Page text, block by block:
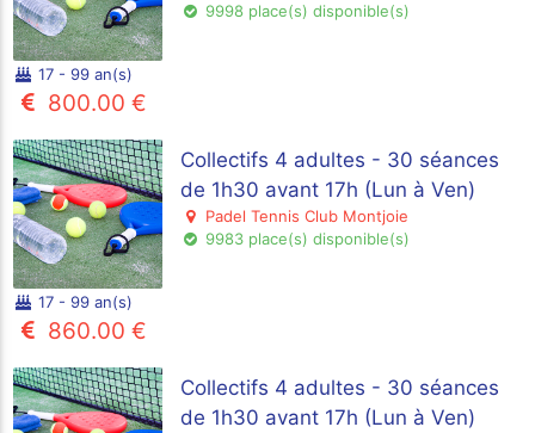
9998 place(s) disponible(s)
17 - 99 an(s)
800.00 €
Collectifs 4 adultes - 30 séances
de 1h30 avant 17h (Lun à Ven)
Padel Tennis Club Montjoie
9983 place(s) disponible(s)
17 - 99 an(s)
860.00 €
Collectifs 4 adultes - 30 séances
de 1h30 avant 17h (Lun à Ven)